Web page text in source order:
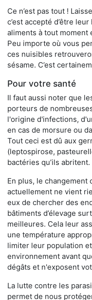
Ce n’est pas tout !
c’est accepté d’être
aliments à tout moment
Peu importe où vous
ces nuisibles
sésame. C’est
Pour votre santé
Il faut aussi noter que
porteurs de
l'origine d'infections,
en cas de morsure ou
Tout ceci est dû aux
(leptospirose,
bactéries qu’ils abritent.
En plus, le changement
actuellement ne vient
eux de chercher des
bâtiments d’élevage
meilleures. Cela leur
une température
limiter leur population
environnement avant
dégâts et n'exposent
La lutte contre les
permet de nous